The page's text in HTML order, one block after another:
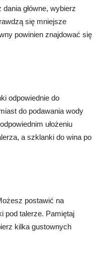
główne, wybierz
się mniejsze
powinien znajdować się
odpowiednie do
do podawania wody
ułożeniu
a szklanki do wina po
postawić na
pod talerze. Pamiętaj
kilka gustownych